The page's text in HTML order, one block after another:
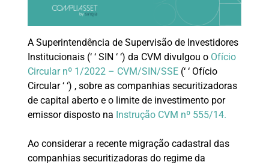
A Superintendência de Supervisão de Investidores
Institucionais (‘ ‘ SIN ‘ ‘) da CVM divulgou o Ofício
Circular nº 1/2022 – CVM/SIN/SSE(‘ ‘ Ofício
Circular ‘ ‘) , sobre as companhias securitizadoras
de capital aberto e o limite de investimento por
emissor disposto na Instrução CVM nº 555/14.
Ao considerar a recente migração cadastral das
companhias securitizadoras do regime da